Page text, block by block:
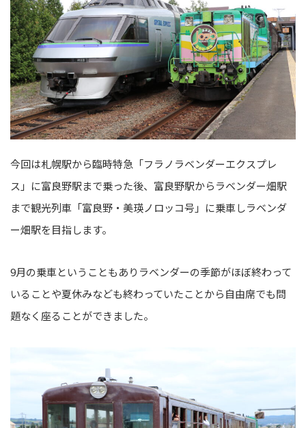
今回は札幌駅から臨時特急「フラノラベンダーエクスプレ
ス」に富良野駅まで乗った後、富良野駅からラベンダー畑駅
まで観光列車「富良野・美瑛ノロッコ号」に乗車しラベンダ
ー畑駅を目指します。
9月の乗車ということもありラベンダーの季節がほぼ終わって
いることや夏休みなども終わっていたことから自由席でも問
題なく座ることができました。